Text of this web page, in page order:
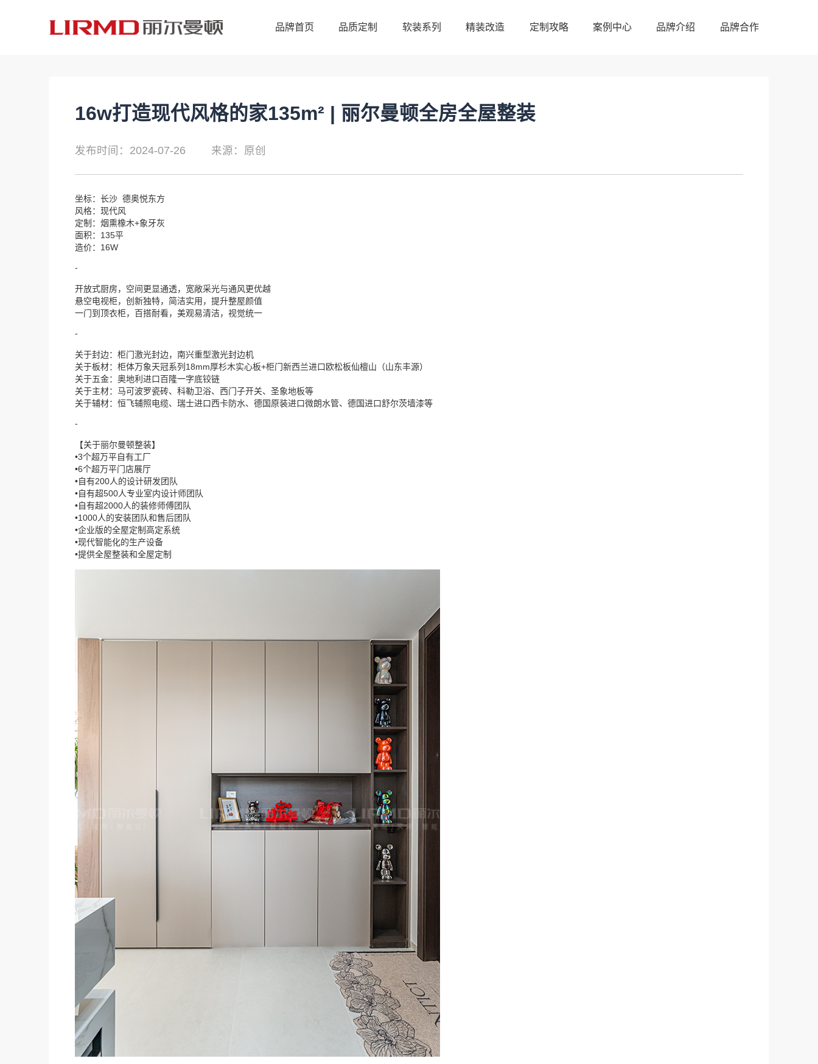
品牌首页 品质定制 软装系列 精装改造 定制攻略 案例中心 品牌介绍 品牌合作
16w打造现代风格的家135m² | 丽尔曼顿全房全屋整装
发布时间：2024-07-26 来源：原创
坐标：长沙 德奥悦东方
风格：现代风
定制：烟熏橡木+象牙灰
面积：135平
造价：16W
-
开放式厨房，空间更显通透，宽敞采光与通风更优越
悬空电视柜，创新独特，简洁实用，提升整屋颜值
一门到顶衣柜，百搭耐看，美观易清洁，视觉统一
-
关于封边：柜门激光封边，南兴重型激光封边机
关于板材：柜体万象天冠系列18mm厚杉木实心板+柜门新西兰进口欧松板仙檀山（山东丰源）
关于五金：奥地利进口百隆一字底铰链
关于主材：马可波罗瓷砖、科勒卫浴、西门子开关、圣象地板等
关于辅材：恒飞辅照电缆、瑞士进口西卡防水、德国原装进口微朗水管、德国进口舒尔茨墙漆等
-
【关于丽尔曼顿整装】
•3个超万平自有工厂
•6个超万平门店展厅
•自有200人的设计研发团队
•自有超500人专业室内设计师团队
•自有超2000人的装修师傅团队
•1000人的安装团队和售后团队
•企业版的全屋定制高定系统
•现代智能化的生产设备
•提供全屋整装和全屋定制